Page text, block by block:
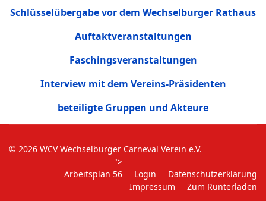
Schlüsselübergabe vor dem Wechselburger Rathaus
Auftaktveranstaltungen
Faschingsveranstaltungen
Interview mit dem Vereins-Präsidenten
beteiligte Gruppen und Akteure
© 2026 WCV Wechselburger Carneval Verein e.V.
">
Arbeitsplan 56
Login
Datenschutzerklärung
Impressum
Zum Runterladen